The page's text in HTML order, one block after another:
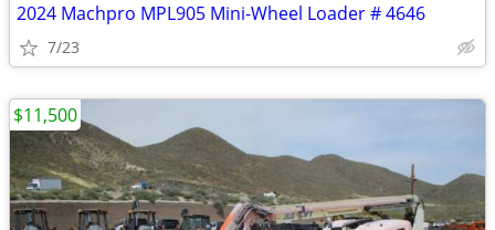
2024 Machpro MPL905 Mini-Wheel Loader # 4646
7/23
$11,500